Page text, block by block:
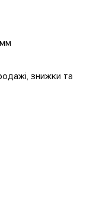
знижки та